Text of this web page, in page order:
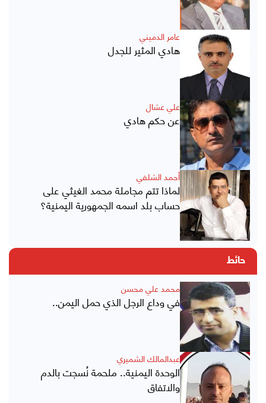
عامر الدميني
هادي المثير للجدل
علي عشال
عن حكم هادي
أحمد الشلفي
لماذا تتم مجاملة محمد الغيثي على
حساب بلد اسمه الجمهورية اليمنية؟
حائط
محمد علي محسن
في وداع الرجل الذي حمل اليمن..
عبدالمالك الشميري
الوحدة اليمنية.. ملحمة نُسجت بالدم
والاتفاق